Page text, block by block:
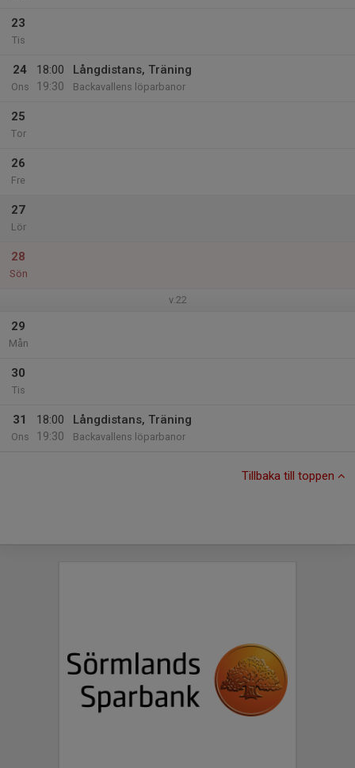
23
Tis
24
Ons
18:00
19:30
Långdistans, Träning
Backavallens löparbanor
25
Tor
26
Fre
27
Lör
28
Sön
v.22
29
Mån
30
Tis
31
Ons
18:00
19:30
Långdistans, Träning
Backavallens löparbanor
Tillbaka till toppen